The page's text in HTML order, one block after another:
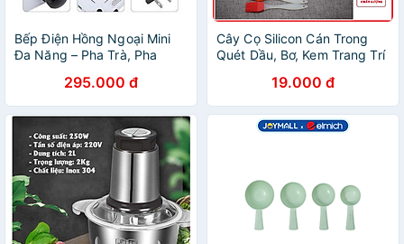
Bếp Điện Hồng Ngoại Mini
Đa Năng – Pha Trà, Pha
295.000 đ
Cây Cọ Silicon Cán Trong
Quét Dầu, Bơ, Kem Trang Trí
màu ngẫu nhiên)
19.000 đ